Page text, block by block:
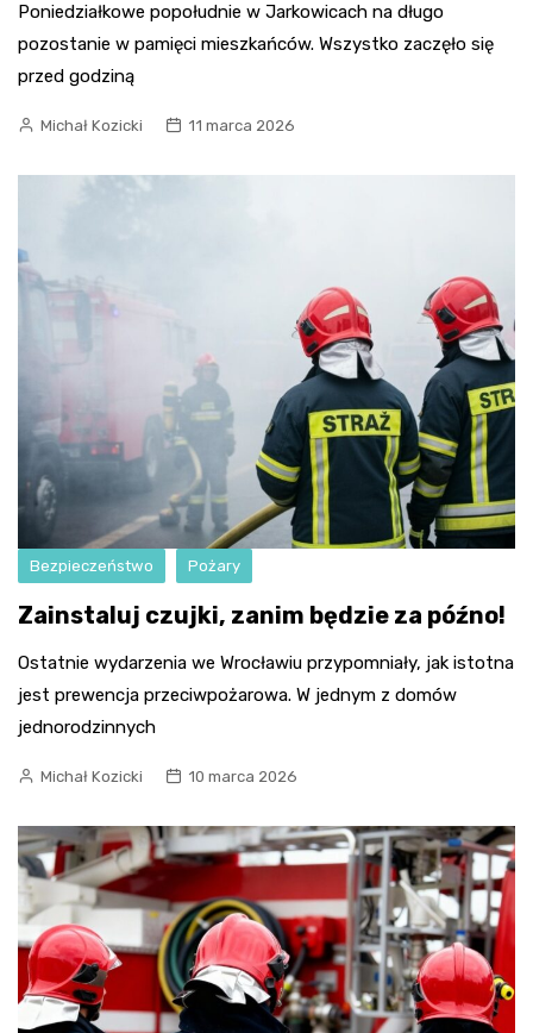
Poniedziałkowe popołudnie w Jarkowicach na długo
pozostanie w pamięci mieszkańców. Wszystko zaczęło się
przed godziną
Michał Kozicki 11 marca 2026
Bezpieczeństwo Pożary
Zainstaluj czujki, zanim będzie za późno!
Ostatnie wydarzenia we Wrocławiu przypomniały, jak istotna
jest prewencja przeciwpożarowa. W jednym z domów
jednorodzinnych
Michał Kozicki 10 marca 2026